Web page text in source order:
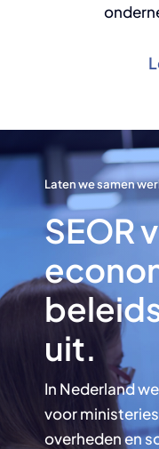
Laten we samen
SEOR
uit.
In Nederland
voor
overheden en